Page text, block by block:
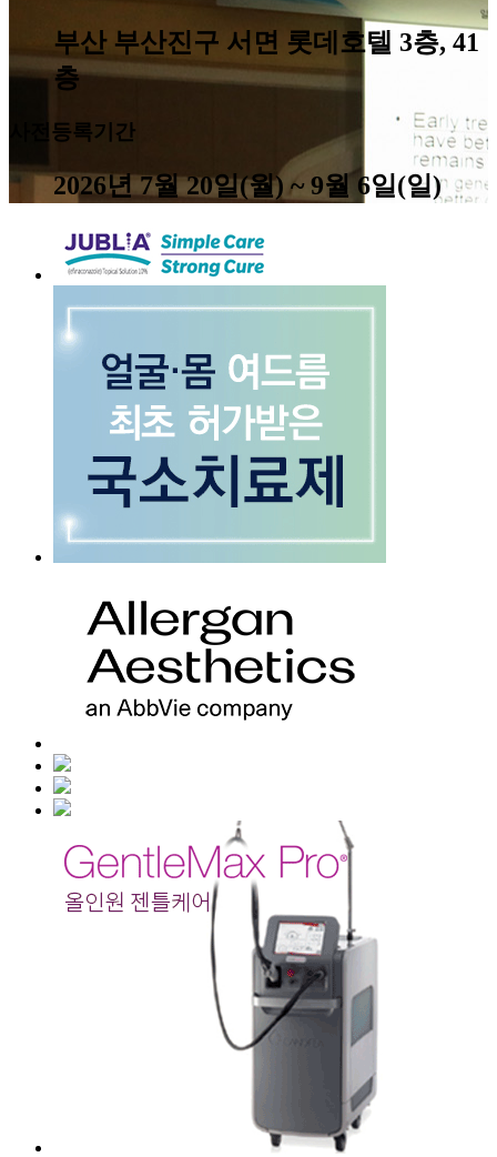
부산 부산진구 서면 롯데호텔 3층, 41
층
사전등록기간
2026년 7월 20일(월) ~ 9월 6일(일)